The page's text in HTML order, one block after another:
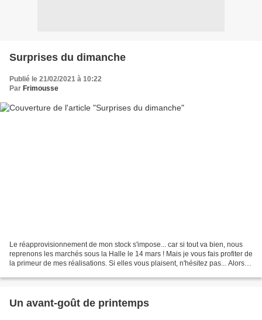
Surprises du dimanche
Publié le 21/02/2021 à 10:22
Par Frimousse
Le réapprovisionnement de mon stock s'impose... car si tout va bien, nous
reprenons les marchés sous la Halle le 14 mars ! Mais je vous fais profiter de
la primeur de mes réalisations. Si elles vous plaisent, n'hésitez pas... Alors
Un avant-goût de printemps